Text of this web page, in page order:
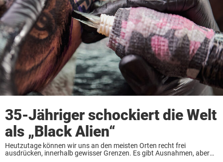
35-Jähriger schockiert die Welt
als „Black Alien“
Heutzutage können wir uns an den meisten Orten recht frei
ausdrücken, innerhalb gewisser Grenzen. Es gibt Ausnahmen, aber